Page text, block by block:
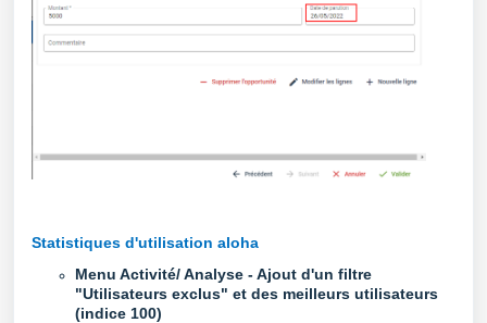
Statistiques d'utilisation aloha
Menu Activité/ Analyse - Ajout d'un filtre
"Utilisateurs exclus" et des meilleurs utilisateurs
(indice 100)